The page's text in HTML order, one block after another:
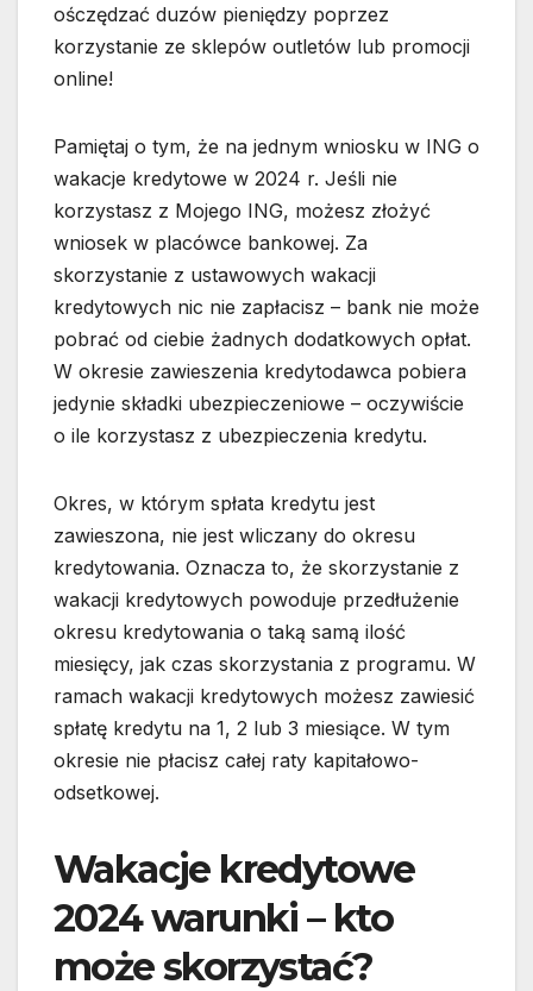
ośczędzać duzów pieniędzy poprzez
korzystanie ze sklepów outletów lub promocji
online!
Pamiętaj o tym, że na jednym wniosku w ING o
wakacje kredytowe w 2024 r. Jeśli nie
korzystasz z Mojego ING, możesz złożyć
wniosek w placówce bankowej. Za
skorzystanie z ustawowych wakacji
kredytowych nic nie zapłacisz – bank nie może
pobrać od ciebie żadnych dodatkowych opłat.
W okresie zawieszenia kredytodawca pobiera
jedynie składki ubezpieczeniowe – oczywiście
o ile korzystasz z ubezpieczenia kredytu.
Okres, w którym spłata kredytu jest
zawieszona, nie jest wliczany do okresu
kredytowania. Oznacza to, że skorzystanie z
wakacji kredytowych powoduje przedłużenie
okresu kredytowania o taką samą ilość
miesięcy, jak czas skorzystania z programu. W
ramach wakacji kredytowych możesz zawiesić
spłatę kredytu na 1, 2 lub 3 miesiące. W tym
okresie nie płacisz całej raty kapitałowo-
odsetkowej.
Wakacje kredytowe
2024 warunki – kto
może skorzystać?